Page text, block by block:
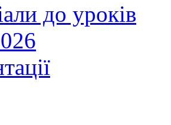
до уроків